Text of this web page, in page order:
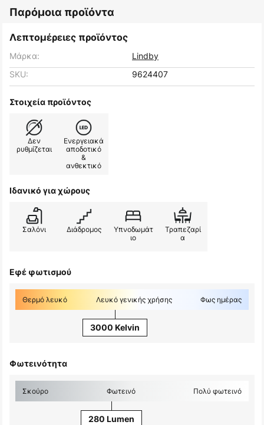
Παρόμοια προϊόντα
Λεπτομέρειες προϊόντος
Μάρκα:
Lindby
SKU:
9624407
Στοιχεία προϊόντος
Δεν
ρυθμίζεται
Ενεργειακά
αποδοτικό
&
ανθεκτικό
Ιδανικό για χώρους
Σαλόνι Διάδρομος
Υπνοδωμάτ
ιο
Τραπεζαρί
α
Εφέ φωτισμού
Θερμό λευκό Λευκό γενικής χρήσης Φως ημέρας
3000 Kelvin
Φωτεινότητα
Σκούρο Φωτεινό Πολύ φωτεινό
280 Lumen